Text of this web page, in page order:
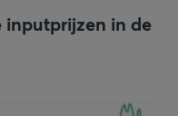
inputprijzen in de